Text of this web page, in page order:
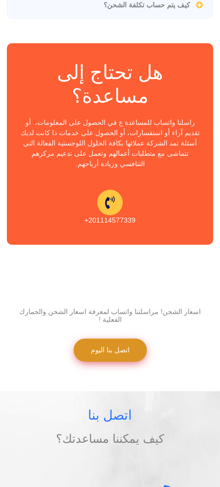
كيف يتم حساب تكلفة الشحن؟
هل تحتاج إلى
مساعدة؟
راسلنا واتساب للمساعدة ع في الحصول على المعلومات، أو
تقديم آراء أو استفسارات، أو الحصول على خدمات ذا كانت لديك
أسئلة تمد الشركة عملائها بكافة الحلول اللوجستية الفعالة التي
تتماشى مع متطلبات أعمالهم وتعمل على تدعيم مركزهم
التنافسي وزيادة أرباحهم.
201114577339+
اسعار الشحن! مراسلتنا واتساب لمعرفة اسعار الشحن والجمارك
الفعلية !
اتصل بنا اليوم
اتصل بنا
كيف يمكننا مساعدتك؟